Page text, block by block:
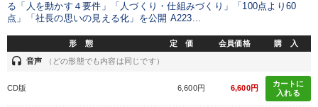
る「人を動かす４要件」「人づくり・仕組みづくり」「100点より60
点」「社長の思いの見える化」を公開 A223...
形 態 定 価 会員価格 購 入
headset 音声 （どの形態でも内容は同じです）
CD版 6,600円 6,600円
カートに
入れる